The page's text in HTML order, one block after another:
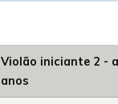
Violão iniciante 2 -
anos